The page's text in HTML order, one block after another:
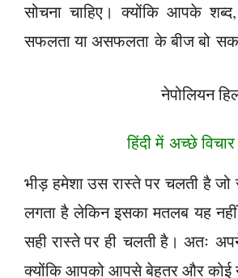
सोचना चाहिए। क्योंकि आपके
सफलता या असफलता के बीज बो
नेपोलियन
हिंदी में अच्छे विचार
भीड़ हमेशा उस रास्ते पर चलती है
लगता है लेकिन इसका मतलब यह
सही रास्ते पर ही चलती है। अतः
क्योंकि आपको आपसे बेहतर और कोई